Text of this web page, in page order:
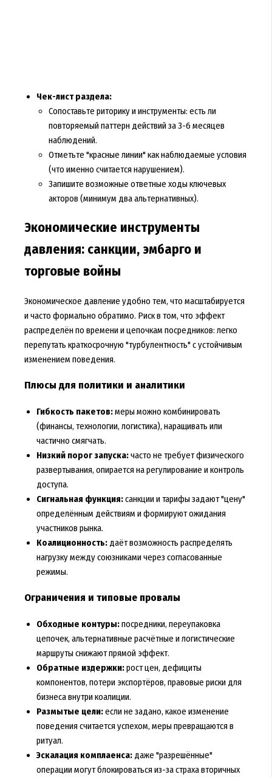
Чек-лист раздела:
Сопоставьте риторику и инструменты: есть ли
повторяемый паттерн действий за 3-6 месяцев
наблюдений.
Отметьте "красные линии" как наблюдаемые условия
(что именно считается нарушением).
Запишите возможные ответные ходы ключевых
акторов (минимум два альтернативных).
Экономические инструменты
давления: санкции, эмбарго и
торговые войны
Экономическое давление удобно тем, что масштабируется
и часто формально обратимо. Риск в том, что эффект
распределён по времени и цепочкам посредников: легко
перепутать краткосрочную "турбулентность" с устойчивым
изменением поведения.
Плюсы для политики и аналитики
Гибкость пакетов:меры можно комбинировать
(финансы, технологии, логистика), наращивать или
частично смягчать.
Низкий порог запуска:часто не требует физического
развертывания, опирается на регулирование и контроль
доступа.
Сигнальная функция:санкции и тарифы задают "цену"
определённым действиям и формируют ожидания
участников рынка.
Коалиционность:даёт возможность распределять
нагрузку между союзниками через согласованные
режимы.
Ограничения и типовые провалы
Обходные контуры:посредники, переупаковка
цепочек, альтернативные расчётные и логистические
маршруты снижают прямой эффект.
Обратные издержки:рост цен, дефициты
компонентов, потери экспортёров, правовые риски для
бизнеса внутри коалиции.
Размытые цели:если не задано, какое изменение
поведения считается успехом, меры превращаются в
ритуал.
Эскалация комплаенса:даже "разрешённые"
операции могут блокироваться из-за страха вторичных